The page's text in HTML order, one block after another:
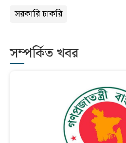
সরকারি চাকরি
সম্পর্কিত খবর